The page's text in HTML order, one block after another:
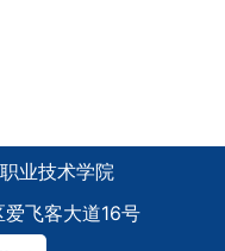
业技术学院
飞客大道16号